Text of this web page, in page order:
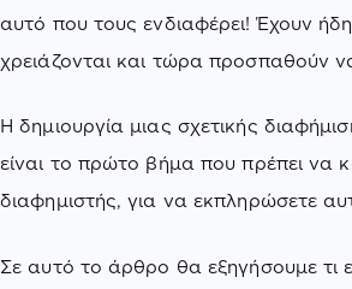
αυτό που τους ενδιαφέρει! Έχουν
χρειάζονται και τώρα προσπαθούν
Η δημιουργία μιας σχετικής
είναι το πρώτο βήμα που πρέπει να
διαφημιστής, για να εκπληρώσετε
Σε αυτό το άρθρο θα εξηγήσουμε τι